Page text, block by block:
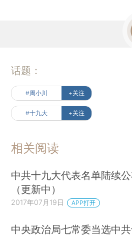
话题：
#周小川 +关注
#十九大 +关注
相关阅读
中共十九大代表名单陆续
（更新中）
2017年07月19日 APP打开
中央政治局七常委当选中